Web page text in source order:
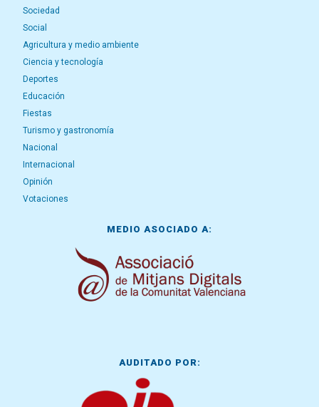
Sociedad
Social
Agricultura y medio ambiente
Ciencia y tecnología
Deportes
Educación
Fiestas
Turismo y gastronomía
Nacional
Internacional
Opinión
Votaciones
MEDIO ASOCIADO A:
AUDITADO POR: